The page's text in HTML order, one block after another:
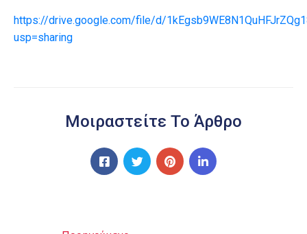
https://drive.google.com/file/d/
usp=sharing
Μοιραστείτε Το Άρθρο